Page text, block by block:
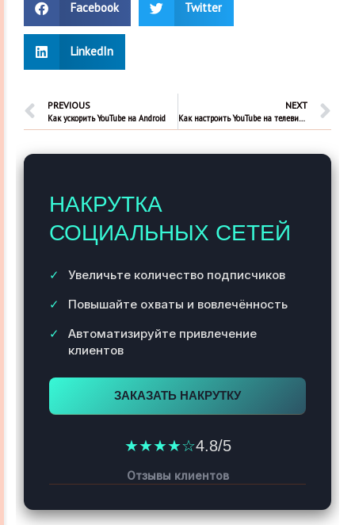
Facebook Twitter
LinkedIn
PREVIOUS
Как ускорить YouTube на Android
NEXT
Как настроить YouTube на телевизоре Samsung
НАКРУТКА
СОЦИАЛЬНЫХ СЕТЕЙ
Увеличьте количество подписчиков
Повышайте охваты и вовлечённость
Автоматизируйте привлечение
клиентов
ЗАКАЗАТЬ НАКРУТКУ
★★★★☆4.8/5
Отзывы клиентов